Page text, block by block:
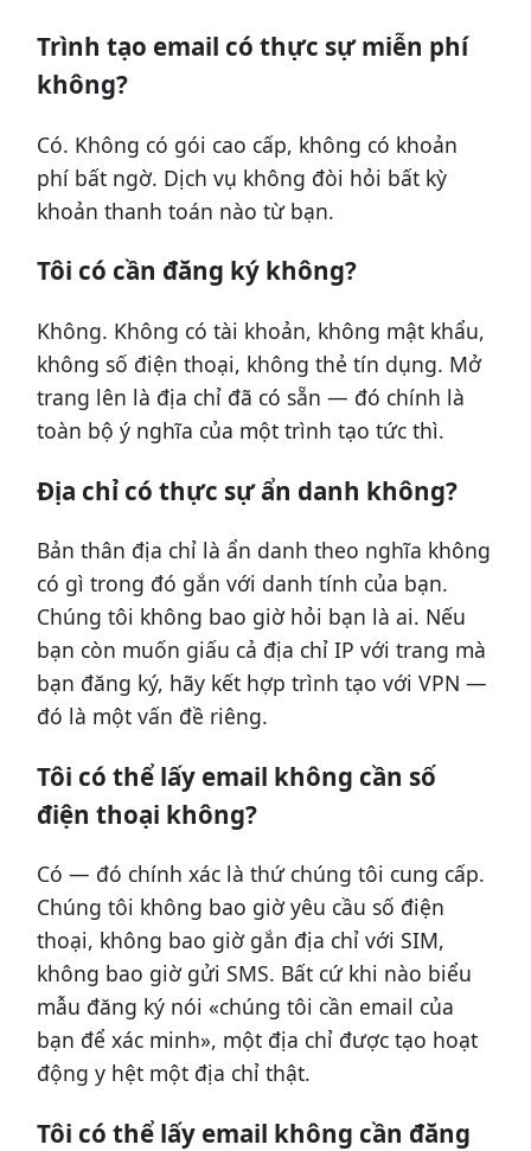
Trình tạo email có thực sự miễn phí
không?
Có. Không có gói cao cấp, không có khoản
phí bất ngờ. Dịch vụ không đòi hỏi bất kỳ
khoản thanh toán nào từ bạn.
Tôi có cần đăng ký không?
Không. Không có tài khoản, không mật khẩu,
không số điện thoại, không thẻ tín dụng. Mở
trang lên là địa chỉ đã có sẵn — đó chính là
toàn bộ ý nghĩa của một trình tạo tức thì.
Địa chỉ có thực sự ẩn danh không?
Bản thân địa chỉ là ẩn danh theo nghĩa không
có gì trong đó gắn với danh tính của bạn.
Chúng tôi không bao giờ hỏi bạn là ai. Nếu
bạn còn muốn giấu cả địa chỉ IP với trang mà
bạn đăng ký, hãy kết hợp trình tạo với VPN —
đó là một vấn đề riêng.
Tôi có thể lấy email không cần số
điện thoại không?
Có — đó chính xác là thứ chúng tôi cung cấp.
Chúng tôi không bao giờ yêu cầu số điện
thoại, không bao giờ gắn địa chỉ với SIM,
không bao giờ gửi SMS. Bất cứ khi nào biểu
mẫu đăng ký nói «chúng tôi cần email của
bạn để xác minh», một địa chỉ được tạo hoạt
động y hệt một địa chỉ thật.
Tôi có thể lấy email không cần đăng